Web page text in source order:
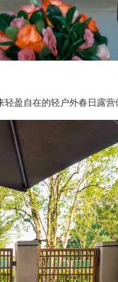
轻盈自在的轻户外春日露营